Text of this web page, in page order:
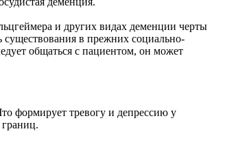
и других видах деменции черты
существования в прежних социально-
общаться с пациентом, он может
формирует тревогу и депрессию у